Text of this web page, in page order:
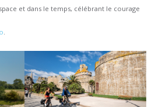
et dans le temps, célébrant le courage
.